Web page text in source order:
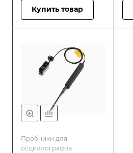
Купить товар
Пробники для
осциллографов